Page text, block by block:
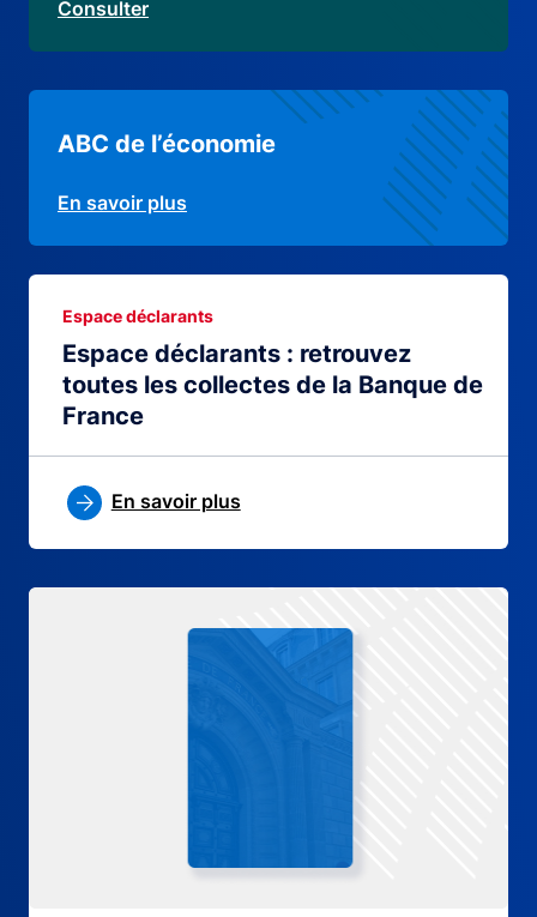
Consulter
ABC de l’économie
En savoir plus
Espace déclarants : retrouvez
toutes les collectes de la Banque de
France
Espace déclarants
En savoir plus